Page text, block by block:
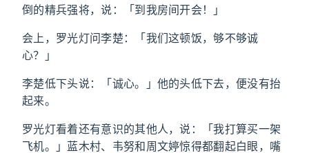
倒的精兵强将，说：「到我房间开会！」
会上，罗光灯问李楚：「我们这顿饭，够不够诚
心？」
李楚低下头说：「诚心。」他的头低下去，便没有抬
起来。
罗光灯看着还有意识的其他人，说：「我打算买一架
飞机。」蓝木村、韦努和周文婷惊得都翻起白眼，嘴